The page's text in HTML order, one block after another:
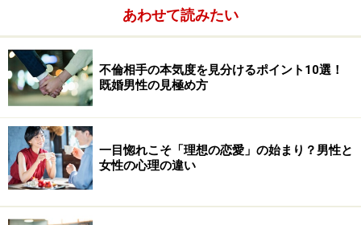
あわせて読みたい
不倫相手の本気度を見分けるポイント10選！
既婚男性の見極め方
一目惚れこそ「理想の恋愛」の始まり？男性と
女性の心理の違い